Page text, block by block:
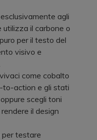
agli
utilizza il carbone o
per il testo del
visivo e
come cobalto
to-action e gli stati
scegli toni
il design
testare